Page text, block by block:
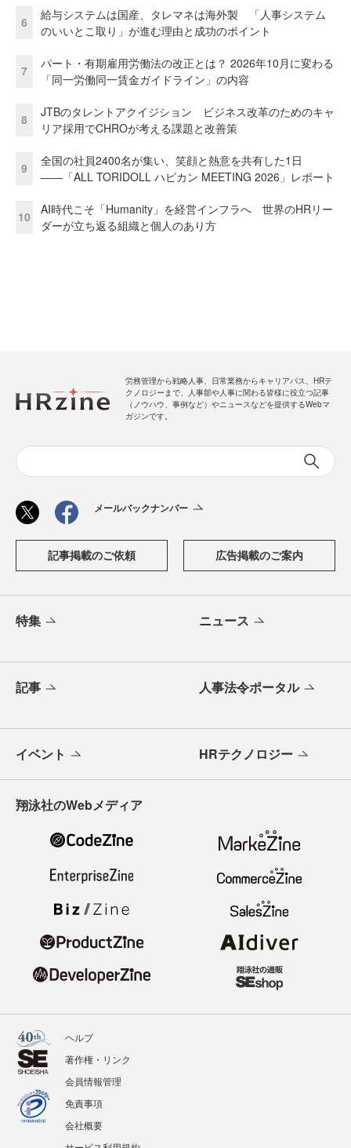
6
給与システムは国産、タレマネは海外製 「人事システム
のいいとこ取り」が進む理由と成功のポイント
7
パート・有期雇用労働法の改正とは？ 2026年10月に変わる
「同一労働同一賃金ガイドライン」の内容
8
JTBのタレントアクイジション ビジネス改革のためのキャ
リア採用でCHROが考える課題と改善策
9
全国の社員2400名が集い、笑顔と熱意を共有した1日
――「ALL TORIDOLL ハピカン MEETING 2026」レポート
10
AI時代こそ「Humanity」を経営インフラへ 世界のHRリー
ダーが立ち返る組織と個人のあり方
労務管理から戦略人事、日常業務からキャリアパス、HRテ
クノロジーまで、人事部や人事に関わる皆様に役立つ記事
（ノウハウ、事例など）やニュースなどを提供するWebマ
ガジンです。
メールバックナンバー
記事掲載のご依頼 広告掲載のご案内
特集 ニュース
記事 人事法令ポータル
イベント HRテクノロジー
翔泳社のWebメディア
ヘルプ
著作権・リンク
会員情報管理
免責事項
会社概要